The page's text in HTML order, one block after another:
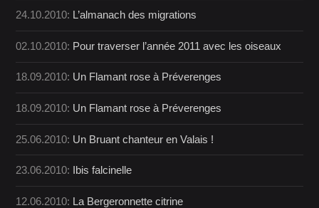
24.10.2010: L’almanach des migrations
02.10.2010: Pour traverser l’année 2011 avec les oiseaux
18.09.2010: Un Flamant rose à Préverenges
18.09.2010: Un Flamant rose à Préverenges
25.06.2010: Un Bruant chanteur en Valais !
23.06.2010: Ibis falcinelle
12.06.2010: La Bergeronnette citrine